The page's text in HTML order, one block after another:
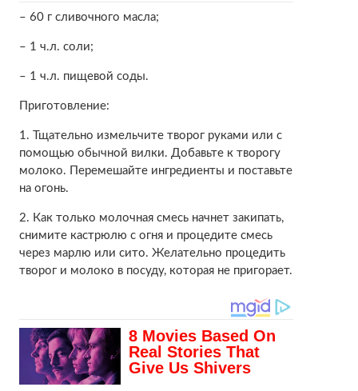
– 60 г сливочного масла;
– 1 ч.л. соли;
– 1 ч.л. пищевой соды.
Приготовление:
1. Тщательно измельчите творог руками или с
помощью обычной вилки. Добавьте к творогу
молоко. Перемешайте ингредиенты и поставьте
на огонь.
2. Как только молочная смесь начнет закипать,
снимите кастрюлю с огня и процедите смесь
через марлю или сито. Желательно процедить
творог и молоко в посуду, которая не пригорает.